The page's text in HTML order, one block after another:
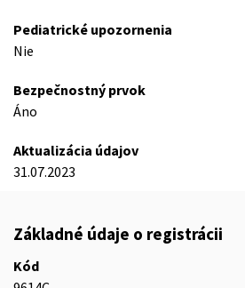
Pediatrické upozornenia
Nie
Bezpečnostný prvok
Áno
Aktualizácia údajov
31.07.2023
Základné údaje o registrácii
Kód